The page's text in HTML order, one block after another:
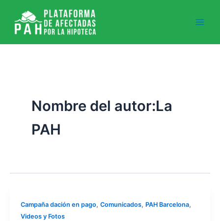
contenido
Nombre del autor:La
PAH
Campaña dación en pago, Comunicados, PAH Barcelona,
Videos y Fotos